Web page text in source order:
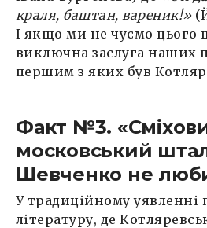
краля, баштан, вареник!»
І якщо ми не чуємо цього
виключна заслуга наших
першим з яких був
Факт №3.
московський
Шевченко не
У традиційному уявленні
літературу, де